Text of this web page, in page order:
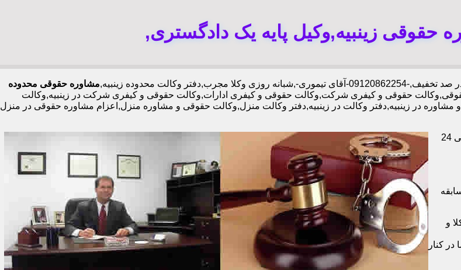
حقوقی زینبیه,وکیل پایه یک دادگستری,
مشاوره حقوقی محدوده
حقوقی و کیفری شرکت,وکالت حقوقی و کیفری ادارات,وکالت حقوقی و کیفری شرکت در زینبیه,وکالت
مشاوره در زینبیه,دفتر وکالت در زینبیه,دفتر وکالت منزل,وکالت حقوقی و مشاوره منزل,اعزام مشاوره حقوقی در منزل
وکیل آنلاین در تمامی زمینه های حقوقی،خانوادگی،چک،ملک دفتر وکالت.مشاوره حقوقی 24
سابقه
و
کنار